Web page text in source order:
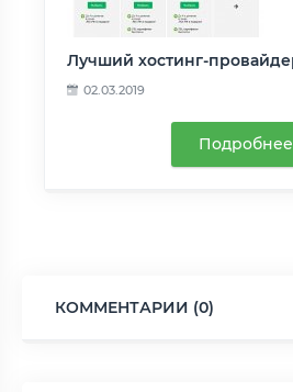
02.03.2019
Подробнее
КОММЕНТАРИИ (0)